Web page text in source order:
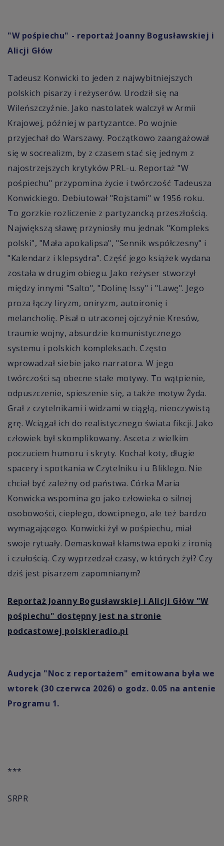
"W pośpiechu" - reportaż Joanny Bogusławskiej i
Alicji Głów
Tadeusz Konwicki to jeden z najwybitniejszych
polskich pisarzy i reżyserów. Urodził się na
Wileńszczyźnie. Jako nastolatek walczył w Armii
Krajowej, później w partyzantce. Po wojnie
przyjechał do Warszawy. Początkowo zaangażował
się w socrealizm, by z czasem stać się jednym z
najostrzejszych krytyków PRL-u. Reportaż "W
pośpiechu" przypomina życie i twórczość Tadeusza
Konwickiego. Debiutował "Rojstami" w 1956 roku.
To gorzkie rozliczenie z partyzancką przeszłością.
Największą sławę przyniosły mu jednak "Kompleks
polski", "Mała apokalipsa", "Sennik współczesny" i
"Kalendarz i klepsydra". Część jego książek wydana
została w drugim obiegu. Jako reżyser stworzył
między innymi "Salto", "Dolinę Issy" i "Lawę". Jego
proza łączy liryzm, oniryzm, autoironię i
melancholię. Pisał o utraconej ojczyźnie Kresów,
traumie wojny, absurdzie komunistycznego
systemu i polskich kompleksach. Często
wprowadzał siebie jako narratora. W jego
twórczości są obecne stałe motywy. To wątpienie,
odpuszczenie, spieszenie się, a także motyw Żyda.
Grał z czytelnikami i widzami w ciągłą, nieoczywistą
grę. Wciągał ich do realistycznego świata fikcji. Jako
człowiek był skomplikowany. Asceta z wielkim
poczuciem humoru i skryty. Kochał koty, długie
spacery i spotkania w Czytelniku i u Bliklego. Nie
chciał być zależny od państwa. Córka Maria
Konwicka wspomina go jako człowieka o silnej
osobowości, ciepłego, dowcipnego, ale też bardzo
wymagającego. Konwicki żył w pośpiechu, miał
swoje rytuały. Demaskował kłamstwa epoki z ironią
i czułością. Czy wyprzedzał czasy, w których żył? Czy
dziś jest pisarzem zapomnianym?
Reportaż Joanny Bogusławskiej i Alicji Głów "W
pośpiechu" dostępny jest na stronie
podcastowej polskieradio.pl
Audycja "Noc z reportażem" emitowana była we
wtorek (30 czerwca 2026) o godz. 0.05 na antenie
Programu 1.
***
SRPR